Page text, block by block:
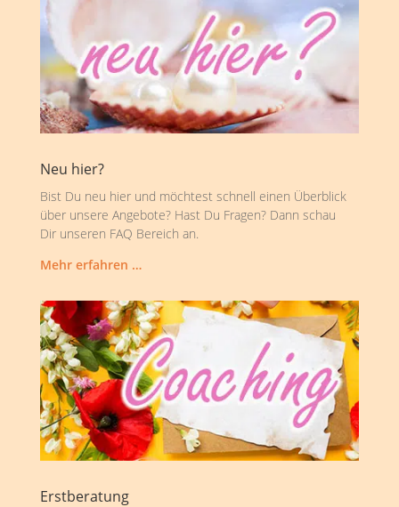
Neu hier?
Bist Du neu hier und möchtest schnell einen Überblick
über unsere Angebote? Hast Du Fragen? Dann schau
Dir unseren FAQ Bereich an.
Mehr erfahren …
Erstberatung